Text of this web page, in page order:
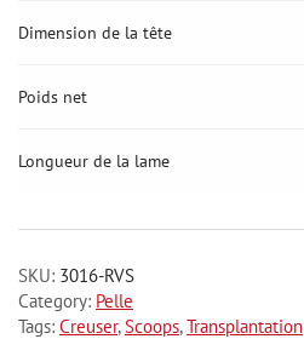
Dimension de la tête
Poids net
Longueur de la lame
SKU: 3016-RVS
Category: Pelle
Tags: Creuser,Scoops,Transplantation